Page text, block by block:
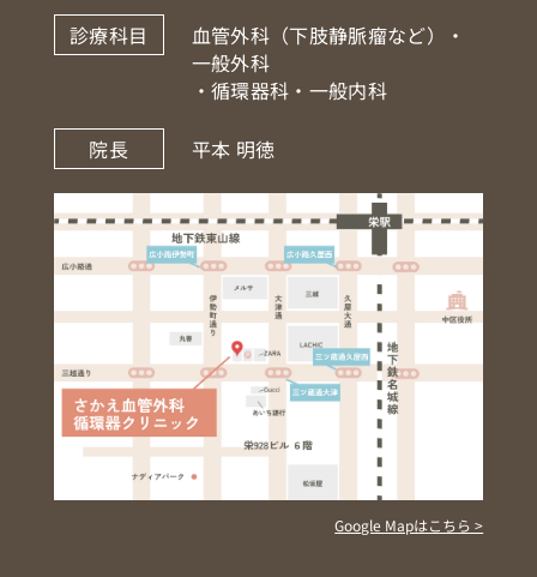
診療科目
血管外科（下肢静脈瘤など）・
一般外科
・循環器科・一般内科
院長 平本 明徳
Google Mapはこちら >